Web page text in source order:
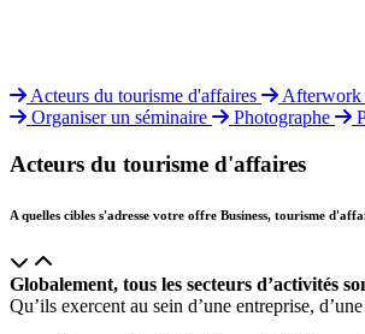
Acteurs du tourisme d'affaires Afterwork
Organiser un séminaire
Photographe
Acteurs du tourisme d'affaires
A quelles cibles s'adresse votre offre Business, tourisme
Globalement, tous les secteurs d’activités
Qu’ils exercent au sein d’une entreprise,